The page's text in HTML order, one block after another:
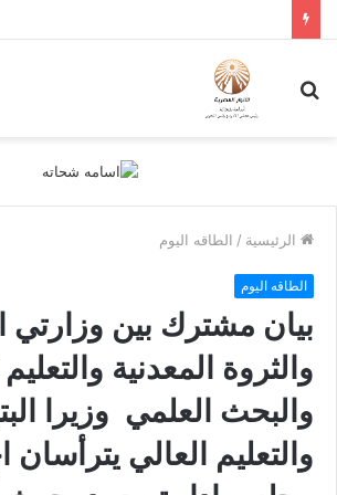
الرئيسية / الطاقه اليوم
الطاقه اليوم
بيان مشترك بين وزارتي
والثروة المعدنية
والبحث العلمي وزيرا
والتعليم العالي يترأسان